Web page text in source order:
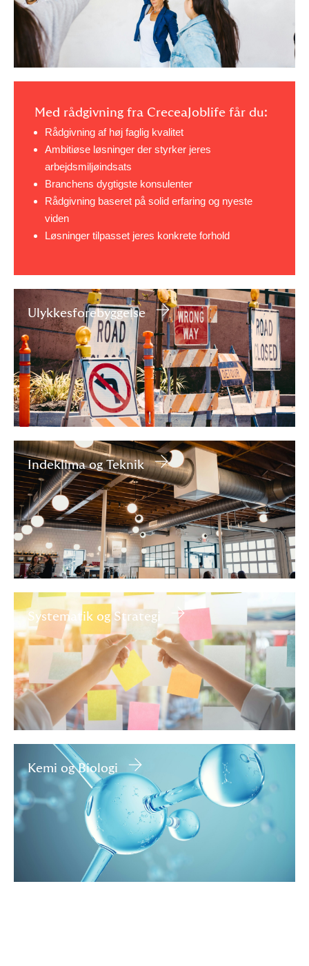
Med rådgivning fra CreceaJoblife får du:
Rådgivning af høj faglig kvalitet
Ambitiøse løsninger der styrker jeres
arbejdsmiljøindsats
Branchens dygtigste konsulenter
Rådgivning baseret på solid erfaring og nyeste
viden
Løsninger tilpasset jeres konkrete forhold
Ulykkesforebyggelse
Indeklima og Teknik
Systematik og Strategi
Kemi og Biologi